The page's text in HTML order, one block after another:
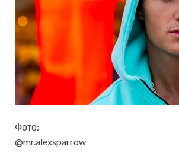
Фото:
@mr.alexsparrow